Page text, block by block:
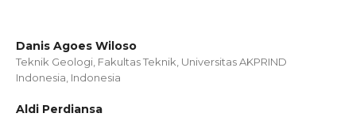
Danis Agoes Wiloso
Teknik Geologi, Fakultas Teknik, Universitas AKPRIND
Indonesia, Indonesia
Aldi Perdiansa